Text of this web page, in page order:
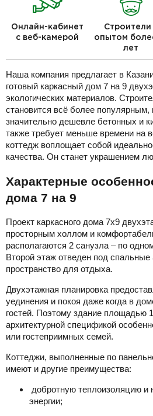
Онлайн-кабинет
с веб-камерой
Строители
опытом
лет
Наша компания предлагает в
готовый каркасный дом 7 на 9
экологических материалов.
становится всё более популярным,
значительно дешевле бетонных и
также требует меньше времени на
коттедж воплощает собой
качества. Он станет украшением
Характерные
дома 7 на 9
Проект каркасного дома 7х9
просторным холлом и
располагаются 2 санузла – по
Второй этаж отведен под
пространство для отдыха.
Двухэтажная планировка
уединения и покоя даже когда в
гостей. Поэтому здание площадью
архитектурной спецификой
или гостеприимных семей.
Коттеджи, выполненные по
имеют и другие преимущества:
добротную теплоизоляцию и
энергии;